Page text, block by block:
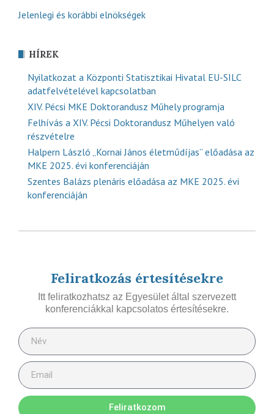
Jelenlegi és korábbi elnökségek
HÍREK
Nyilatkozat a Központi Statisztikai Hivatal EU-SILC
adatfelvételével kapcsolatban
XIV. Pécsi MKE Doktorandusz Műhely programja
Felhívás a XIV. Pécsi Doktorandusz Műhelyen való
részvételre
Halpern László „Kornai János életműdíjas” előadása az
MKE 2025. évi konferenciáján
Szentes Balázs plenáris előadása az MKE 2025. évi
konferenciáján
Feliratkozás értesítésekre
Itt feliratkozhatsz az Egyesület által szervezett
konferenciákkal kapcsolatos értesítésekre.
Feliratkozom